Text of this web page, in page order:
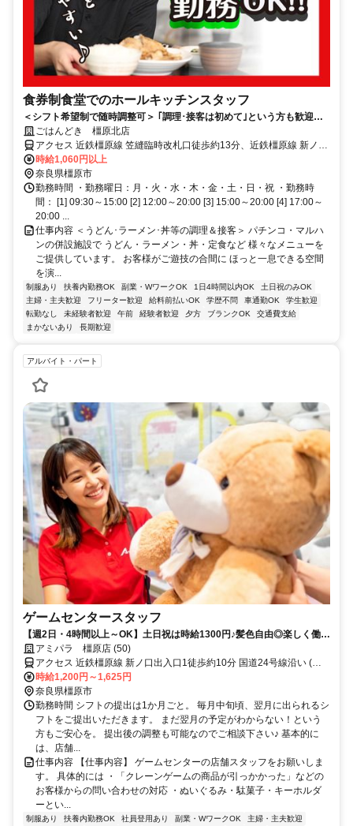
食券制食堂でのホールキッチンスタッフ
＜シフト希望制で随時調整可＞ ｢調理･接客は初めて｣という方も歓迎！
基礎から丁寧にフォローアップ！
ごはんどき 橿原北店
アクセス 近鉄橿原線 笠縫臨時改札口徒歩約13分、近鉄橿原線 新ノ口
出入口1徒歩約13分、近鉄橿原線 田原本東口徒歩約30分 笠縫駅より
徒歩10分
時給1,060円以上
奈良県橿原市
勤務時間 ・勤務曜日：月・火・水・木・金・土・日・祝 ・勤務時
間： [1] 09:30～15:00 [2] 12:00～20:00 [3] 15:00～20:00 [4] 17:00～
20:00 ...
仕事内容 ＜うどん･ラーメン･丼等の調理＆接客＞ パチンコ・マルハ
ンの併設施設で うどん・ラーメン・丼・定食など 様々なメニューを
ご提供しています。 お客様がご遊技の合間に ほっと一息できる空間
を演...
制服あり 扶養内勤務OK 副業・WワークOK 1日4時間以内OK
土日祝のみOK
主婦・主夫歓迎
フリーター歓迎 給料前払いOK 学歴不問 車通勤OK
学生歓迎
転勤なし
未経験者歓迎 午前 経験者歓迎 夕方 ブランクOK
交通費支給
まかないあり
長期歓迎
アルバイト・パート
ゲームセンタースタッフ
【週2日・4時間以上～OK】土日祝は時給1300円♪髪色自由◎楽しく働き
たい方大歓迎♪
アミパラ 橿原店 (50)
アクセス 近鉄橿原線 新ノ口出入口1徒歩約10分 国道24号線沿い (車
通勤OK)
時給1,200円～1,625円
奈良県橿原市
勤務時間 シフトの提出は1か月ごと。 毎月中旬頃、翌月に出られるシ
フトをご提出いただきます。 まだ翌月の予定がわからない！という
方もご安心を。 提出後の調整も可能なのでご相談下さい♪ 基本的に
は、店舗...
仕事内容 【仕事内容】 ゲームセンターの店舗スタッフをお願いしま
す。 具体的には ・「クレーンゲームの商品が引っかかった」などの
お客様からの問い合わせの対応 ・ぬいぐるみ・駄菓子・キーホルダ
ーとい...
制服あり 扶養内勤務OK 社員登用あり 副業・WワークOK
主婦・主夫歓迎